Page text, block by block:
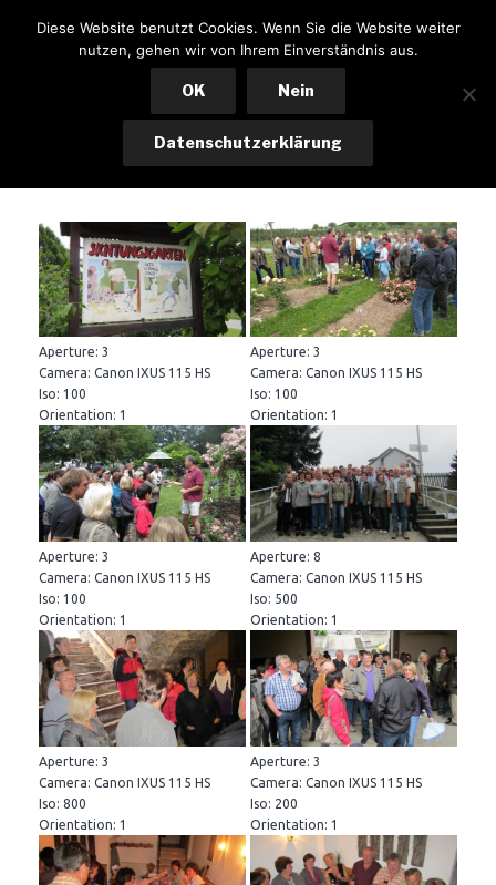
InhaltKSK LOHKIRCHEN
Ausflug Veitshöchheim2011
Aperture: 3
Camera: Canon IXUS 115 HS
Iso: 100
Orientation: 1
Aperture: 3
Camera: Canon IXUS 115 HS
Iso: 100
Orientation: 1
Aperture: 3
Camera: Canon IXUS 115 HS
Iso: 100
Orientation: 1
Aperture: 8
Camera: Canon IXUS 115 HS
Iso: 500
Orientation: 1
Aperture: 3
Camera: Canon IXUS 115 HS
Iso: 800
Orientation: 1
Aperture: 3
Camera: Canon IXUS 115 HS
Iso: 200
Orientation: 1
Diese Website benutzt Cookies. Wenn Sie die Website weiter
nutzen, gehen wir von Ihrem Einverständnis aus.
OK Nein
Datenschutzerklärung